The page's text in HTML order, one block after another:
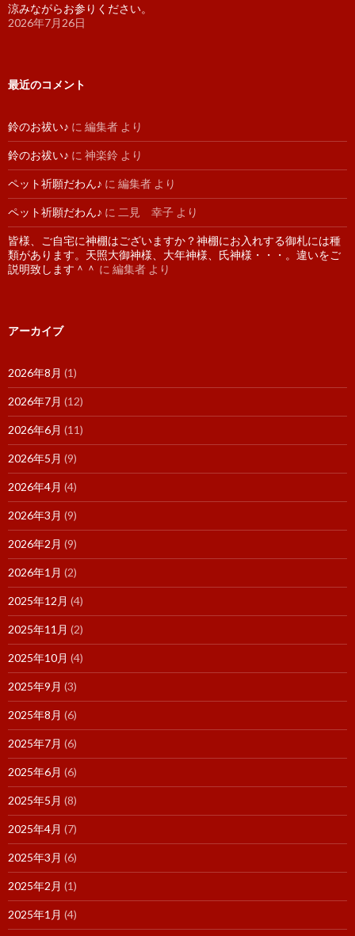
涼みながらお参りください。
2026年7月26日
最近のコメント
鈴のお祓い♪ に 編集者 より
鈴のお祓い♪ に 神楽鈴 より
ペット祈願だわん♪ に 編集者 より
ペット祈願だわん♪ に 二見 幸子 より
皆様、ご自宅に神棚はございますか？神棚にお入れする御札には種
類があります。天照大御神様、大年神様、氏神様・・・。違いをご
説明致します＾＾ に 編集者 より
アーカイブ
2026年8月 (1)
2026年7月 (12)
2026年6月 (11)
2026年5月 (9)
2026年4月 (4)
2026年3月 (9)
2026年2月 (9)
2026年1月 (2)
2025年12月 (4)
2025年11月 (2)
2025年10月 (4)
2025年9月 (3)
2025年8月 (6)
2025年7月 (6)
2025年6月 (6)
2025年5月 (8)
2025年4月 (7)
2025年3月 (6)
2025年2月 (1)
2025年1月 (4)